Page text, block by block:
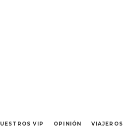
VIP OPINIÓN